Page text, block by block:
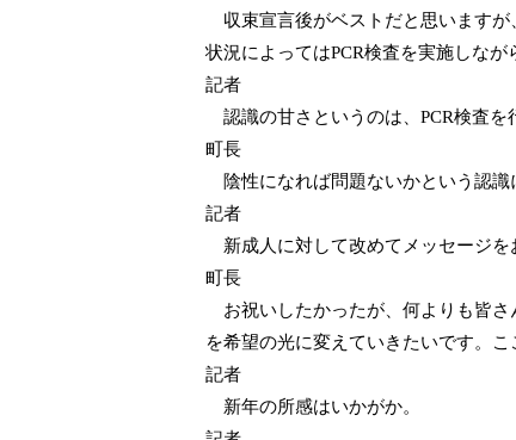
収束宣言後がベストだと思いますが
状況によってはPCR検査を実施しなが
記者
認識の甘さというのは、 PCR検査を
町長
陰性になれば問題ないかという認識
記者
新成人に対して改めてメッセージを
町長
お祝いしたかったが、何よりも皆さ
を希望の光に変えていきたいです。
記者
新年の所感はいかがか。